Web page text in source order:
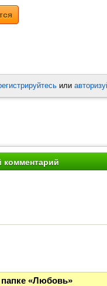
или
папке «Любовь»